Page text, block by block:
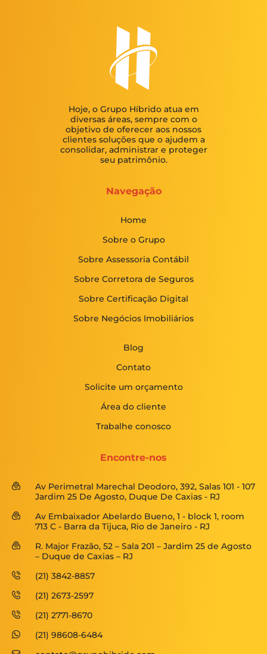
Hoje, o Grupo Híbrido atua em
diversas áreas, sempre com o
objetivo de oferecer aos nossos
clientes soluções que o ajudem a
consolidar, administrar e proteger
seu patrimônio.
Navegação
Home
Sobre o Grupo
Sobre Assessoria Contábil
Sobre Corretora de Seguros
Sobre Certificação Digital
Sobre Negócios Imobiliários
Blog
Contato
Solicite um orçamento
Área do cliente
Trabalhe conosco
Encontre-nos
Av Perimetral Marechal Deodoro, 392, Salas 101 - 107
Jardim 25 De Agosto, Duque De Caxias - RJ
Av Embaixador Abelardo Bueno, 1 - block 1, room
713 C - Barra da Tijuca, Rio de Janeiro - RJ
R. Major Frazão, 52 – Sala 201 – Jardim 25 de Agosto
– Duque de Caxias – RJ
(21) 3842-8857
(21) 2673-2597
(21) 2771-8670
(21) 98608-6484